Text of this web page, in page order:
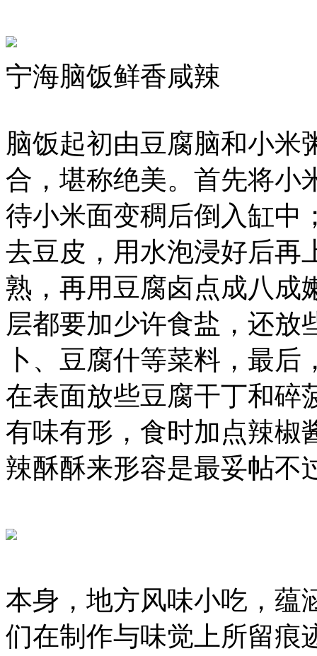
宁海脑饭鲜香咸辣
脑饭起初由豆腐脑和小米
合，堪称绝美。首先将小
待小米面变稠后倒入缸中
去豆皮，用水泡浸好后再
熟，再用豆腐卤点成八成
层都要加少许食盐，还放
卜、豆腐什等菜料，最
在表面放些豆腐干丁和碎
有味有形，食时加点辣椒
辣酥酥来形容是最妥帖不
本身，地方风味小吃，蕴
们在制作与味觉上所留痕